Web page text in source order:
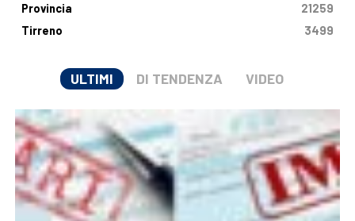
Provincia
21259
Tirreno
3499
ULTIMI DI TENDENZA VIDEO